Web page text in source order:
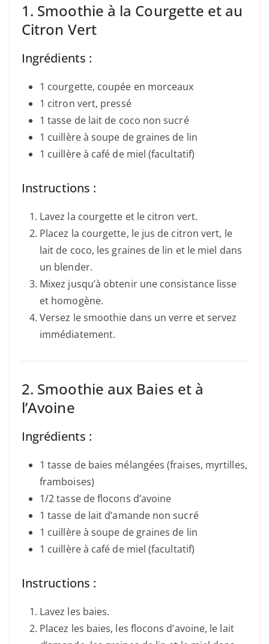
1. Smoothie à la Courgette et au
Citron Vert
Ingrédients :
1 courgette, coupée en morceaux
1 citron vert, pressé
1 tasse de lait de coco non sucré
1 cuillère à soupe de graines de lin
1 cuillère à café de miel (facultatif)
Instructions :
Lavez la courgette et le citron vert.
Placez la courgette, le jus de citron vert, le
lait de coco, les graines de lin et le miel dans
un blender.
Mixez jusqu’à obtenir une consistance lisse
et homogène.
Versez le smoothie dans un verre et servez
immédiatement.
2. Smoothie aux Baies et à
l’Avoine
Ingrédients :
1 tasse de baies mélangées (fraises, myrtilles,
framboises)
1/2 tasse de flocons d’avoine
1 tasse de lait d’amande non sucré
1 cuillère à soupe de graines de lin
1 cuillère à café de miel (facultatif)
Instructions :
Lavez les baies.
Placez les baies, les flocons d’avoine, le lait